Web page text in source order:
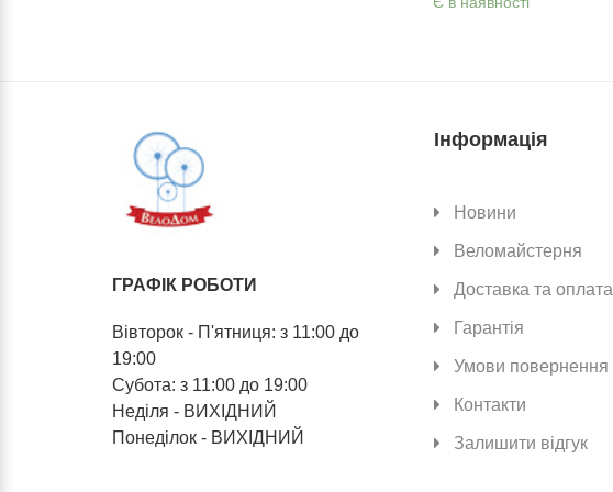
ГРАФІК РОБОТИ
Вівторок - П'ятниця: з 11:00 до
19:00
Субота: з 11:00 до 19:00
Неділя - ВИХІДНИЙ
Понеділок - ВИХІДНИЙ
Інформація
Новини
Веломайстерня
Доставка та оплата
Гарантія
Умови повернення
Контакти
Залишити відгук